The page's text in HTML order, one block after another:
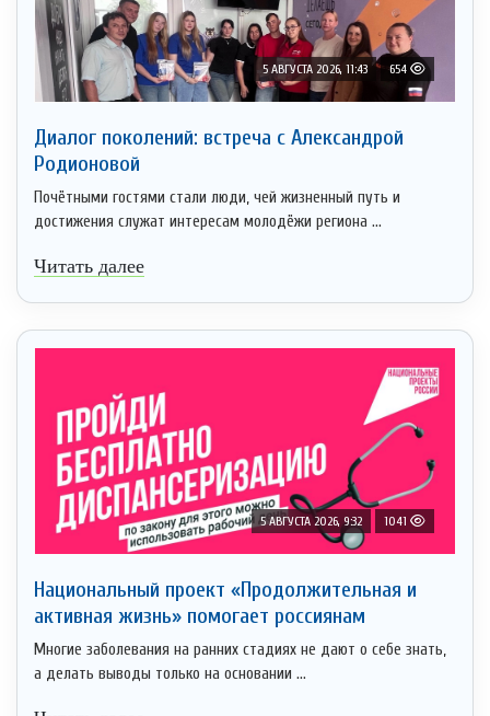
5 АВГУСТА 2026, 11:43 654
Диалог поколений: встреча с Александрой
Родионовой
Почётными гостями стали люди, чей жизненный путь и
достижения служат интересам молодёжи региона ...
Читать далее
5 АВГУСТА 2026, 9:32 1041
Национальный проект «Продолжительная и
активная жизнь» помогает россиянам
Многие заболевания на ранних стадиях не дают о себе знать,
а делать выводы только на основании ...